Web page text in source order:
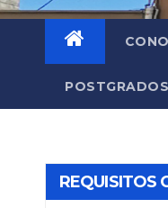
POSTGRADOS
REQUISITOS